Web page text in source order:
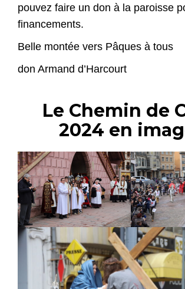
pouvez faire un don à la paroisse
financements.
Belle montée vers Pâques à tous
don Armand d’Harcourt
Le Chemin de
2024 en